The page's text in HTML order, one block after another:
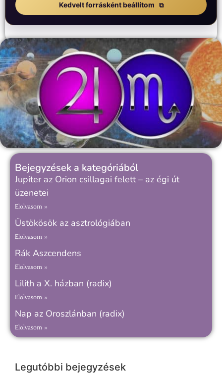
Kedvelt forrásként beállítom
Bejegyzések a kategóriából
Jupiter az Orion csillagai felett – az égi út
üzenetei
Elolvasom »
Üstökösök az asztrológiában
Elolvasom »
Rák Aszcendens
Elolvasom »
Lilith a X. házban (radix)
Elolvasom »
Nap az Oroszlánban (radix)
Elolvasom »
Legutóbbi bejegyzések